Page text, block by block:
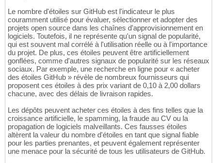
Le nombre d'étoiles sur GitHub est l'indicateur le plus
couramment utilisé pour évaluer, sélectionner et adopter des
projets open source dans les chaînes d'approvisionnement en
logiciels. Toutefois, il ne représente qu'un signal de popularité,
qui est souvent mal corrélé à l'utilisation réelle ou à l'importance
du projet. De plus, ces étoiles peuvent être artificiellement
gonflées, comme d'autres signaux de popularité sur les réseaux
sociaux. Par exemple, une recherche en ligne pour « acheter
des étoiles GitHub » révèle de nombreux fournisseurs qui
proposent ces étoiles à des prix variant de 0,10 à 2,00 dollars
chacune, avec des délais de livraison rapides.
Les dépôts peuvent acheter ces étoiles à des fins telles que la
croissance artificielle, le spamming, la fraude au CV ou la
propagation de logiciels malveillants. Ces fausses étoiles
altèrent la valeur du nombre d'étoiles en tant que signal fiable
pour les parties prenantes, et peuvent également représenter
une menace pour la sécurité de tous les utilisateurs de GitHub.